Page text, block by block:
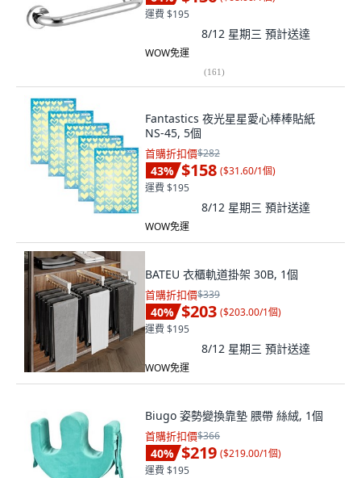
運費 $195
8/12 星期三 預計送達
WOW免運
(161)
Fantastics 夜光星星愛心棒棒貼紙
NS-45, 5個
首購折扣價$282
43% $158 ($31.60/1個)
運費 $195
8/12 星期三 預計送達
WOW免運
BATEU 衣櫃軌道掛架 30B, 1個
首購折扣價$339
40% $203 ($203.00/1個)
運費 $195
8/12 星期三 預計送達
WOW免運
Biugo 姿勢變換靠墊 腲帶 絲絨, 1個
首購折扣價$366
40% $219 ($219.00/1個)
運費 $195